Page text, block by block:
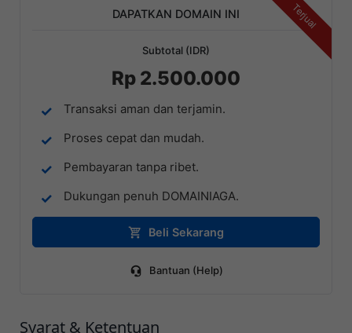
Terjual
DAPATKAN DOMAIN INI
Subtotal (IDR)
Rp 2.500.000
Transaksi aman dan terjamin.
Proses cepat dan mudah.
Pembayaran tanpa ribet.
Dukungan penuh DOMAINIAGA.
Beli Sekarang
Bantuan (Help)
Syarat & Ketentuan